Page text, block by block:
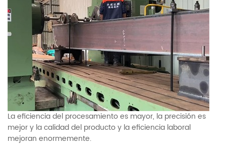
La eficiencia del procesamiento es mayor, la precisión es
mejor y la calidad del producto y la eficiencia laboral
mejoran enormemente.